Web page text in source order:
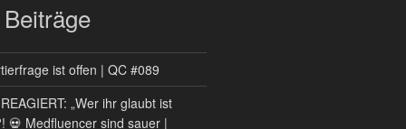
ist offen | QC #089
„Wer ihr glaubt ist
💀 Medfluencer sind sauer |